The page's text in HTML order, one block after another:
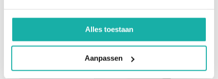
Alles toestaan
Aanpassen